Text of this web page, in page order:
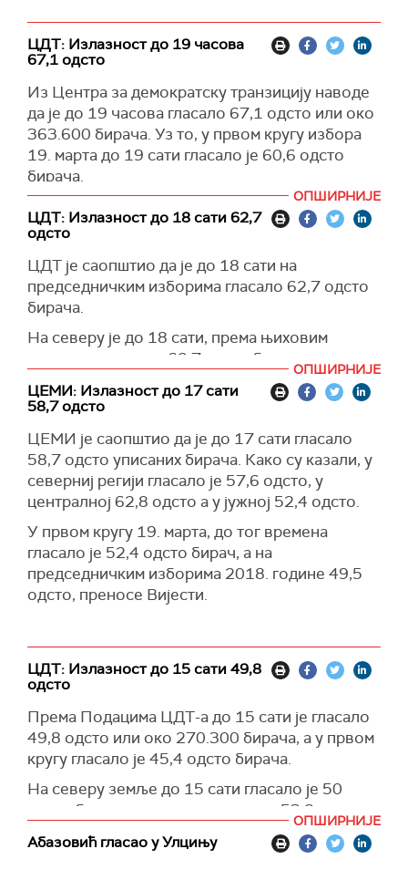
ЦДТ: Излазност до 19 часова
67,1 одсто
Из Центра за демократску транзицију наводе
да је до 19 часова гласало 67,1 одсто или око
363.600 бирача. Уз то, у првом кругу избора
19. марта до 19 сати гласало је 60,6 одсто
бирача.
На северу земље до 19 сати гласало је 66,8
одсто бирача, у централној регији 71,5 одсто,
58,9 одсто бирача, показали су подаци ЦДТ-а.
ОПШИРНИЈЕ
ЦДТ: Излазност до 18 сати 62,7
одсто
ЦДТ је саопштио да је до 18 сати на
председничким изборима гласало 62,7 одсто
бирача.
На северу је до 18 сати, према њиховим
подацима, изашло 62,7 одсто бирача, у
централној регији 66,8, а на југу 54,5 одсто.
ОПШИРНИЈЕ
ЦЕМИ: Излазност до 17 сати
58,7 одсто
ЦЕМИ је саопштио да је до 17 сати гласало
58,7 одсто уписаних бирача. Како су казали, у
северниј регији гласало је 57,6 одсто, у
централној 62,8 одсто а у јужној 52,4 одсто.
У првом кругу 19. марта, до тог времена
гласало је 52,4 одсто бирач, а на
председничким изборима 2018. године 49,5
одсто, преносе Вијести.
ЦДТ: Излазност до 15 сати 49,8
одсто
Према Подацима ЦДТ-а до 15 сати је гласало
49,8 одсто или око 270.300 бирача, а у првом
кругу гласало је 45,4 одсто бирача.
На северу земље до 15 сати гласало је 50
одсто бирача, у централном делу 53,8 одсто, а
на југу до 15 сати гласало 41,9 одсто бирача.
ОПШИРНИЈЕ
Абазовић гласао у Улцињу